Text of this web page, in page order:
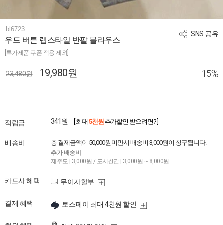
SNS 공유
bl6723
우드 버튼 랩스타일 반팔 블라우스
[특가제품 쿠폰 적용 제외]
23,480원 19,980원 15%
적립금 341원 [ 최대 5천원 추가할인 받으려면? ]
배송비 총 결제금액이 50,000원 미만시 배송비 3,000원이 청구됩니다.
추가 배송비
제주도 | 3,000원 / 도서산간 | 3,000원 ~ 8,000원
카드사 혜택 무이자할부
결제 혜택 토스페이 최대 4천원 할인